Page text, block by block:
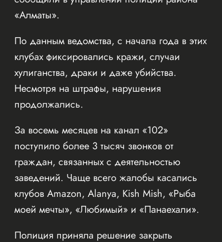
«Алматы».
По данным ведомства, с начала года в этих
клубах фиксировались кражи, случаи
хулиганства, драки и даже убийства.
Несмотря на штрафы, нарушения
продолжались.
За восемь месяцев на канал «102»
поступило более 3 тысяч звонков от
граждан, связанных с деятельностью
заведений. Чаще всего жалобы касались
клубов Amazon, Alanya, Kish Mish, «Рыба
моей мечты», «Любимый» и «Панаехали».
Полиция приняла решение закрыть